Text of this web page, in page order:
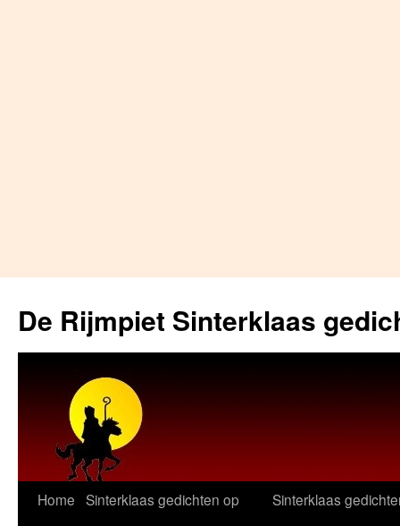
content
De Rijmpiet Sinterklaas
Home Sinterklaas gedichten op
Sinterklaas